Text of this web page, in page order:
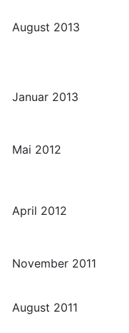
August 2013
Januar 2013
Mai 2012
April 2012
November 2011
August 2011